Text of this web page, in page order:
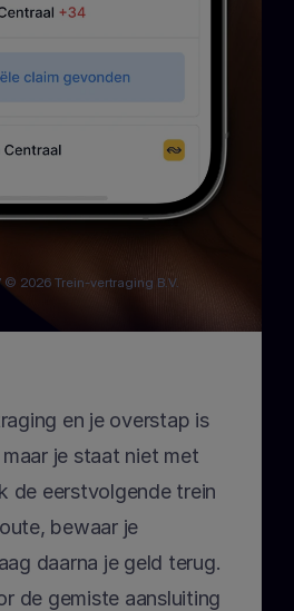
© 2026 Trein-vertraging B.V.
en je overstap is
je staat niet met
de eerstvolgende trein
bewaar je
daarna je geld terug.
de gemiste aansluiting